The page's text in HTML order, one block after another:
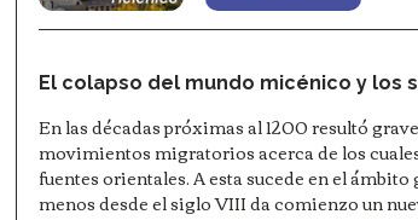
El colapso del mundo micénico y los
En las décadas próximas al 1200 resultó
movimientos migratorios acerca de los
fuentes orientales. A esta sucede en el
menos desde el siglo VIII da comienzo un